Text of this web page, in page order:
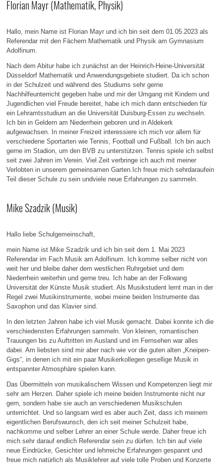
Florian Mayr (Mathematik, Physik)
Hallo, mein Name ist Florian Mayr und ich bin seit dem 01.05.2023 als
Referendar mit den Fächern Mathematik und Physik am Gymnasium
Adolfinum.
Nach dem Abitur habe ich zunächst an der Heinrich-Heine-Universität
Düsseldorf Mathematik und Anwendungsgebiete studiert. Da ich schon
in der Schulzeit und während des Studiums sehr gerne
Nachhilfeunterricht gegeben habe und mir der Umgang mit Kindern und
Jugendlichen viel Freude bereitet, habe ich mich dann entschieden für
ein Lehramtsstudium an die Universität Duisburg-Essen zu wechseln.
Ich bin in Geldern am Niederrhein geboren und in Aldekerk
aufgewachsen. In meiner Freizeit interessiere ich mich vor allem für
verschiedene Sportarten wie Tennis, Football und Fußball. Ich bin auch
gerne im Stadion, um den BVB zu unterstützen. Tennis spiele ich selbst
seit zwei Jahren im Verein. Viel Zeit verbringe ich auch mit meiner
Verlobten in unserem gemeinsamen Garten.Ich freue mich sehrdaraufein
Teil dieser Schule zu sein undviele neue Erfahrungen zu sammeln.
Mike Szadzik (Musik)
Hallo liebe Schulgemeinschaft,
mein Name ist Mike Szadzik und ich bin seit dem 1. Mai 2023
Referendar im Fach Musik am Adolfinum. Ich komme selber nicht von
weit her und bleibe daher dem westlichen Ruhrgebiet und dem
Niederrhein weiterhin und gerne treu. Ich habe an der Folkwang
Universität der Künste Musik studiert. Als Musikstudent lernt man in der
Regel zwei Musikinstrumente, wobei meine beiden Instrumente das
Saxophon und das Klavier sind.
In den letzten Jahren habe ich viel Musik gemacht. Dabei konnte ich die
verschiedensten Erfahrungen sammeln. Von kleinen, romantischen
Trauungen bis zu Auftritten im Ausland und im Fernsehen war alles
dabei. Am liebsten sind mir aber nach wie vor die guten alten „Kneipen-
Gigs“, in denen ich mit ein paar Musikerkollegen gesellige Musik in
entspannter Atmosphäre spielen kann.
Das Übermitteln von musikalischem Wissen und Kompetenzen liegt mir
sehr am Herzen. Daher spiele ich meine beiden Instrumente nicht nur
gern, sondern habe sie auch an verschiedenen Musikschulen
unterrichtet. Und so langsam wird es aber auch Zeit, dass ich meinem
eigentlichen Berufswunsch, den ich seit meiner Schulzeit habe,
nachkomme und selber Lehrer an einer Schule werde. Daher freue ich
mich sehr darauf endlich Referendar sein zu dürfen. Ich bin auf viele
neue Eindrücke, Gesichter und lehrreiche Erfahrungen gespannt und
freue mich natürlich als Musiklehrer auf viele tolle Proben und Konzerte